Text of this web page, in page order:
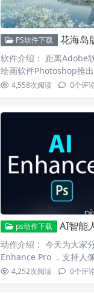
PS软件下载 花海岛版 PS
软件介绍： 距离Adobe
绘画软件Photoshop推
4,558次阅读 0个评
ps动作下载 AI智能人像肤
动作介绍： 今天为大家
Enhance Pro ，支持人
4,252次阅读 0个评